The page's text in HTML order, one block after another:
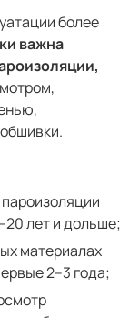
более
важна
лет и дольше;
материалах
2–3 года;